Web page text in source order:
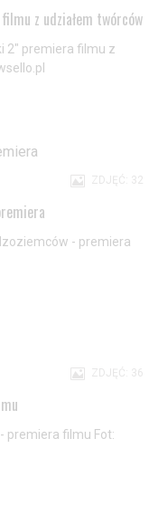
z udziałem twórców
2" premiera filmu z
ZDJĘĆ: 32
- premiera
ZDJĘĆ: 36
premiera filmu Fot: